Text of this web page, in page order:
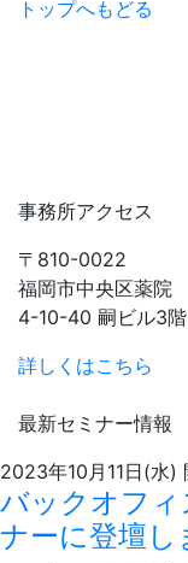
トップへもどる
事務所アクセス
〒810-0022
福岡市中央区薬院
4-10-40 嗣ビル3階
詳しくはこちら
最新セミナー情報
2023年10月11日(水)
バックオフ
ナーに登壇し